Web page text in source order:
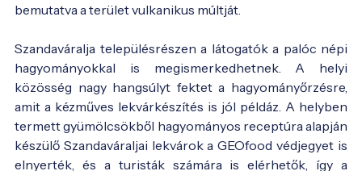
bemutatva a terület vulkanikus múltját.
Szandaváralja településrészen a látogatók a palóc népi
hagyományokkal is megismerkedhetnek. A helyi
közösség nagy hangsúlyt fektet a hagyományőrzésre,
amit a kézműves lekvárkészítés is jól példáz. A helyben
termett gyümölcsökből hagyományos receptúra alapján
készülő Szandaváraljai lekvárok a GEOfood védjegyet is
elnyerték, és a turisták számára is elérhetők, így a